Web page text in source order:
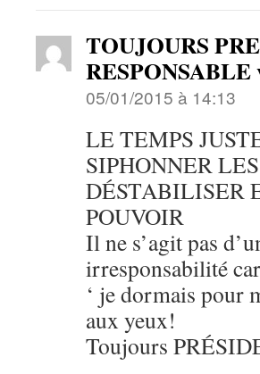
TOUJOURS
05/01/2015 à 14:13
LE TEMPS
SIPHONNER
DÉSTABILISER
POUVOIR
Il ne s’agit pas
irresponsabilité
‘ je dormais pour
aux yeux!
Toujours